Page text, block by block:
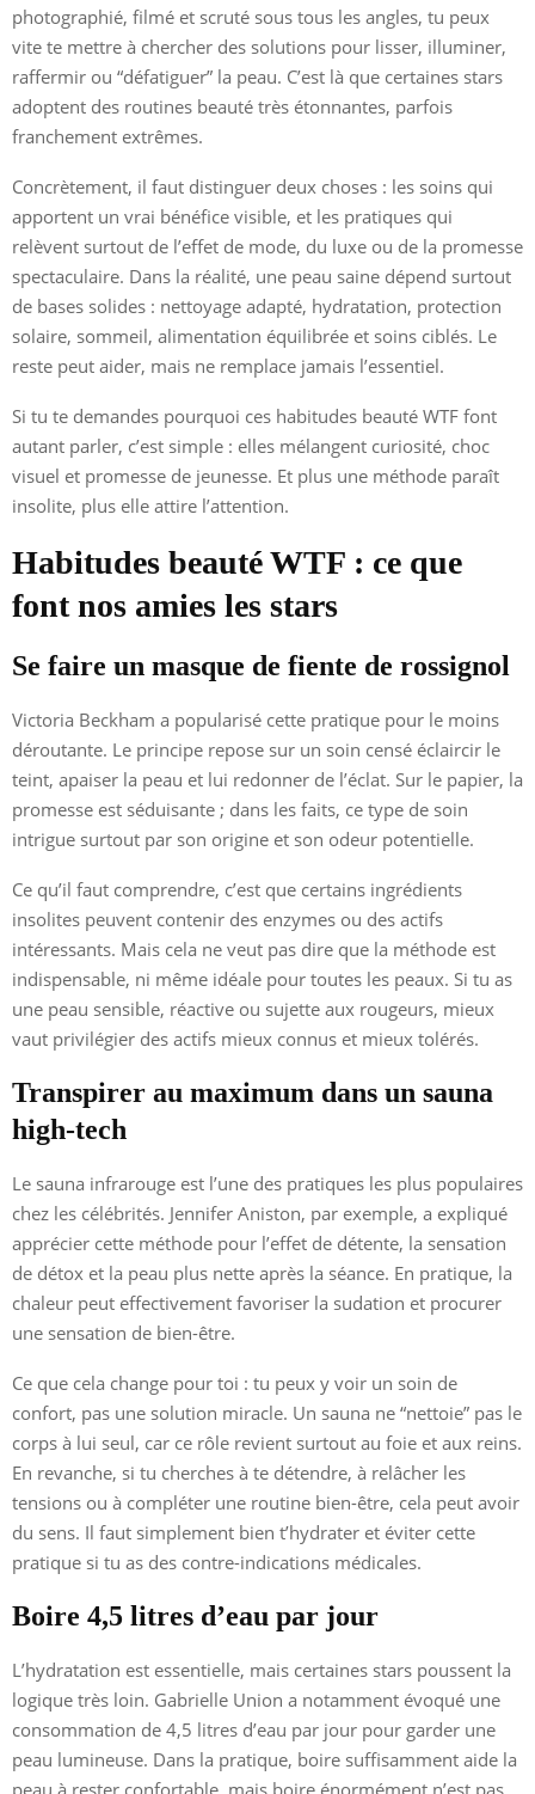
photographié, filmé et scruté sous tous les angles, tu peux
vite te mettre à chercher des solutions pour lisser, illuminer,
raffermir ou “défatiguer” la peau. C’est là que certaines stars
adoptent des routines beauté très étonnantes, parfois
franchement extrêmes.
Concrètement, il faut distinguer deux choses : les soins qui
apportent un vrai bénéfice visible, et les pratiques qui
relèvent surtout de l’effet de mode, du luxe ou de la promesse
spectaculaire. Dans la réalité, une peau saine dépend surtout
de bases solides : nettoyage adapté, hydratation, protection
solaire, sommeil, alimentation équilibrée et soins ciblés. Le
reste peut aider, mais ne remplace jamais l’essentiel.
Si tu te demandes pourquoi ces habitudes beauté WTF font
autant parler, c’est simple : elles mélangent curiosité, choc
visuel et promesse de jeunesse. Et plus une méthode paraît
insolite, plus elle attire l’attention.
Habitudes beauté WTF : ce que
font nos amies les stars
Se faire un masque de fiente de rossignol
Victoria Beckham a popularisé cette pratique pour le moins
déroutante. Le principe repose sur un soin censé éclaircir le
teint, apaiser la peau et lui redonner de l’éclat. Sur le papier, la
promesse est séduisante ; dans les faits, ce type de soin
intrigue surtout par son origine et son odeur potentielle.
Ce qu’il faut comprendre, c’est que certains ingrédients
insolites peuvent contenir des enzymes ou des actifs
intéressants. Mais cela ne veut pas dire que la méthode est
indispensable, ni même idéale pour toutes les peaux. Si tu as
une peau sensible, réactive ou sujette aux rougeurs, mieux
vaut privilégier des actifs mieux connus et mieux tolérés.
Transpirer au maximum dans un sauna
high-tech
Le sauna infrarouge est l’une des pratiques les plus populaires
chez les célébrités. Jennifer Aniston, par exemple, a expliqué
apprécier cette méthode pour l’effet de détente, la sensation
de détox et la peau plus nette après la séance. En pratique, la
chaleur peut effectivement favoriser la sudation et procurer
une sensation de bien-être.
Ce que cela change pour toi : tu peux y voir un soin de
confort, pas une solution miracle. Un sauna ne “nettoie” pas le
corps à lui seul, car ce rôle revient surtout au foie et aux reins.
En revanche, si tu cherches à te détendre, à relâcher les
tensions ou à compléter une routine bien-être, cela peut avoir
du sens. Il faut simplement bien t’hydrater et éviter cette
pratique si tu as des contre-indications médicales.
Boire 4,5 litres d’eau par jour
L’hydratation est essentielle, mais certaines stars poussent la
logique très loin. Gabrielle Union a notamment évoqué une
consommation de 4,5 litres d’eau par jour pour garder une
peau lumineuse. Dans la pratique, boire suffisamment aide la
peau à rester confortable, mais boire énormément n’est pas